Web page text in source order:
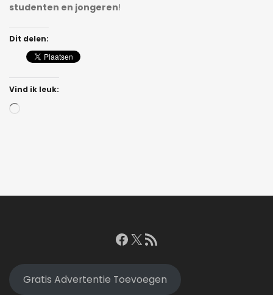
studenten en jongeren!
Dit delen:
Vind ik leuk:
Facebook
X RSS feed
Gratis Advertentie Toevoegen